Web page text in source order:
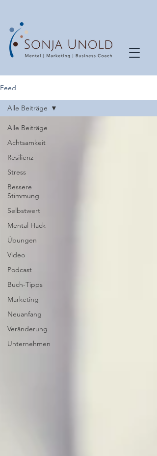
Feed
Alle Beiträge
Achtsamkeit
Resilienz
Stress
Bessere
Stimmung
Selbstwert
Mental Hack
Übungen
Video
Podcast
Buch-Tipps
Marketing
Neuanfang
Veränderung
Unternehmen
Alle Beiträge